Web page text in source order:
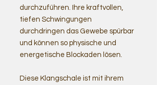
durchzuführen. Ihre kraftvollen,
tiefen Schwingungen
durchdringen das Gewebe spürbar
und können so physische und
energetische Blockaden lösen.
Diese Klangschale ist mit ihrem